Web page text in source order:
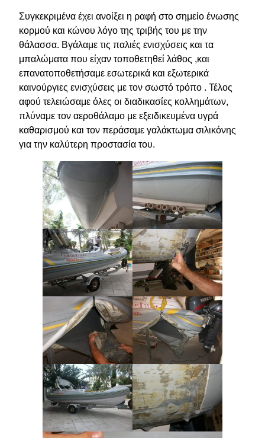
Συγκεκριμένα έχει ανοίξει η ραφή στο σημείο ένωσης
κορμού και κώνου λόγο της τριβής του με την
θάλασσα. Βγάλαμε τις παλιές ενισχύσεις και τα
μπαλώματα που είχαν τοποθετηθεί λάθος ,και
επανατοποθετήσαμε εσωτερικά και εξωτερικά
καινούργιες ενισχύσεις με τον σωστό τρόπο . Τέλος
αφού τελειώσαμε όλες οι διαδικασίες κολλημάτων,
πλύναμε τον αεροθάλαμο με εξειδικευμένα υγρά
καθαρισμού και τον περάσαμε γαλάκτωμα σιλικόνης
για την καλύτερη προστασία του.